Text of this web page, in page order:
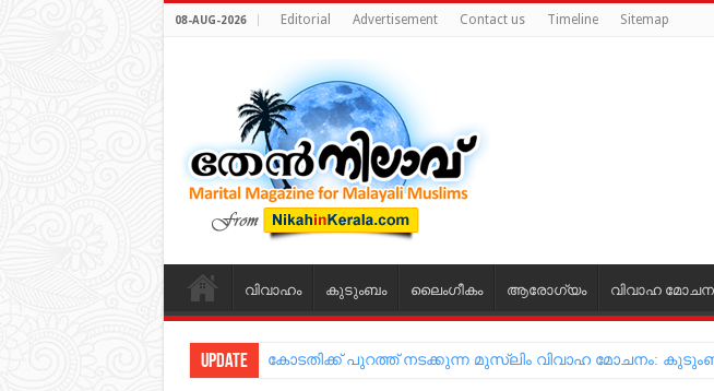
08-AUG-2026 Editorial Advertisement Contact us Timeline Sitemap
വിവാഹം കുടുംബം ലൈംഗീകം ആരോഗ്യം വിവാഹ
Update കോടതിക്ക് പുറത്ത് നടക്കുന്ന മുസ്‌ലിം വിവാഹ മോചനം: